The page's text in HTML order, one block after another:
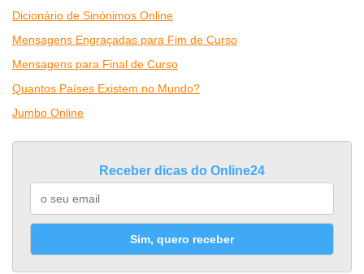
Dicionário de Sinónimos Online
Mensagens Engraçadas para Fim de Curso
Mensagens para Final de Curso
Quantos Países Existem no Mundo?
Jumbo Online
Receber dicas do Online24
Sim, quero receber